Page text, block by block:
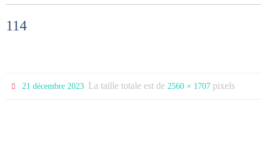
114
21 décembre 2023 La taille totale est de 2560 × 1707 pixels